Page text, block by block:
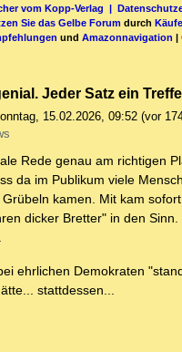
vom Kopp-Verlag |
Sie das Gelbe Forum durch
und Amazonnavigation |
Jeder Satz ein
15.02.2026, 09:52 (vor
Rede genau am richtigen
da im Publikum viele
kamen. Mit kam
dicker Bretter" in den
ehrlichen Demokraten
stattdessen...